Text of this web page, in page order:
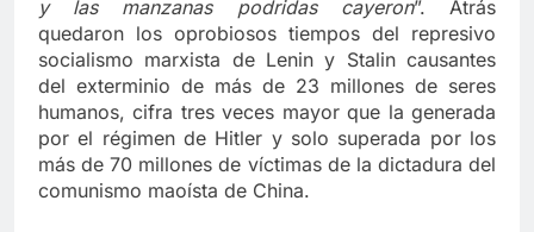
y las manzanas podridas cayeron”. Atrás
quedaron los oprobiosos tiempos del represivo
socialismo marxista de Lenin y Stalin causantes
del exterminio de más de 23 millones de seres
humanos, cifra tres veces mayor que la generada
por el régimen de Hitler y solo superada por los
más de 70 millones de víctimas de la dictadura del
comunismo maoísta de China.